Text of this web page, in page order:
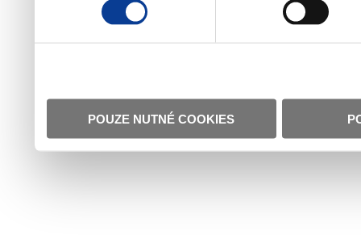
POUZE NUTNÉ COOKIES